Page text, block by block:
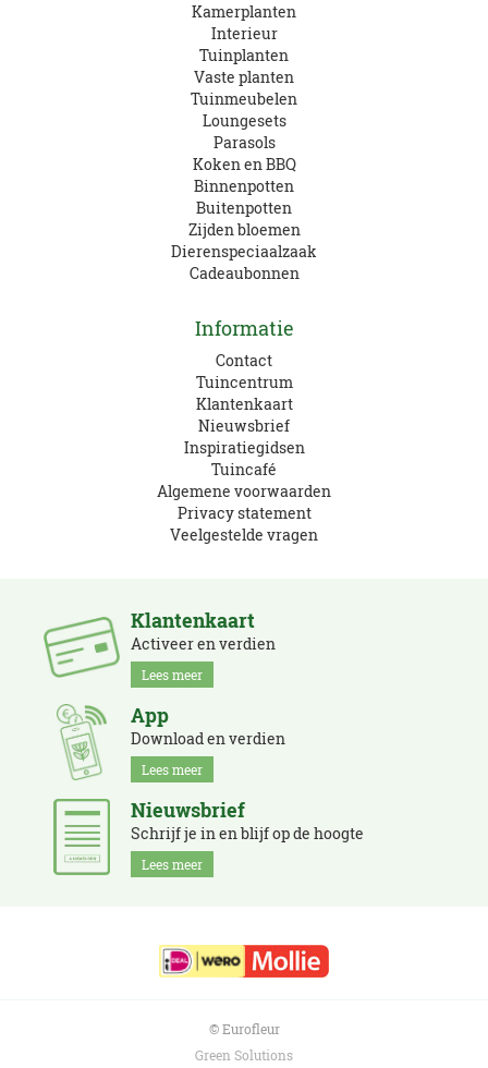
Kamerplanten
Interieur
Tuinplanten
Vaste planten
Tuinmeubelen
Loungesets
Parasols
Koken en BBQ
Binnenpotten
Buitenpotten
Zijden bloemen
Dierenspeciaalzaak
Cadeaubonnen
Informatie
Contact
Tuincentrum
Klantenkaart
Nieuwsbrief
Inspiratiegidsen
Tuincafé
Algemene voorwaarden
Privacy statement
Veelgestelde vragen
Klantenkaart
Activeer en verdien
Lees meer
App
Download en verdien
Lees meer
Nieuwsbrief
Schrijf je in en blijf op de hoogte
Lees meer
© Eurofleur
Green Solutions